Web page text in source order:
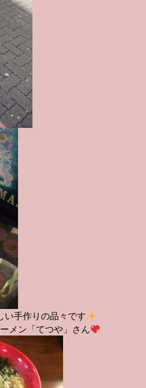
手作りの品々です
メン「てつや」さん